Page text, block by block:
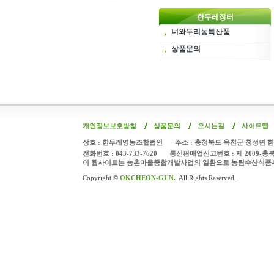
한두레장터
너와두리농특산품
상품문의
개인정보보호방침 상품문의 오시는길 사이트맵
상호 : 한두레영농조합법인
주소 : 충청북도 옥천군 청성면
전화번호 : 043-733-7620
통신판매업신고번호 : 제 2009-충
이 웹사이트는 농촌마을종합개발사업의 일환으로 농림수산식
Copyright © OKCHEON-GUN. All Rights Reserved.